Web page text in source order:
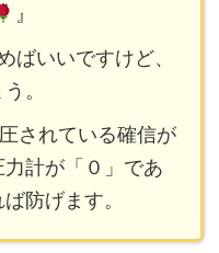
』
ばいいですけど、
。
されている確信が
計が「０」であ
防げます。